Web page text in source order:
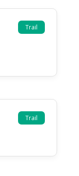
Trail
Trail